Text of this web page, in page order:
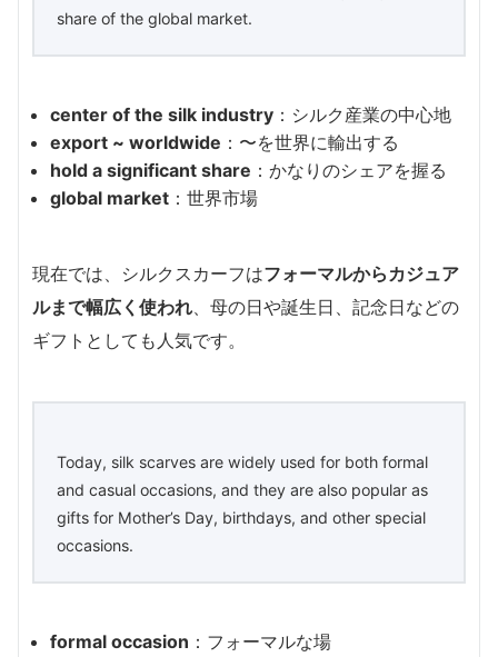
share of the global market.
center of the silk industry ：シルク産業の中心地
export ~ worldwide ：〜を世界に輸出する
hold a significant share ：かなりのシェアを握る
global market ：世界市場
現在では、シルクスカーフはフォーマルからカジュア
ルまで幅広く使われ、母の日や誕生日、記念日などの
ギフトとしても人気です。
Today, silk scarves are widely used for both formal
and casual occasions, and they are also popular as
gifts for Mother’s Day, birthdays, and other special
occasions.
formal occasion ：フォーマルな場